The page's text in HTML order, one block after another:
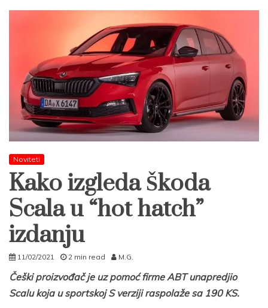
Noviteti
Kako izgleda Škoda
Scala u “hot hatch”
izdanju
11/02/2021 2 min read M.G.
Češki proizvođač je uz pomoć firme ABT unapredjio
Scalu koja u sportskoj S verziji raspolaže sa 190 KS.